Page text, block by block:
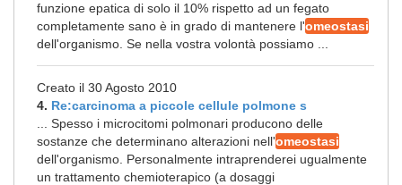
funzione epatica di solo il 10% rispetto ad un fegato
completamente sano è in grado di mantenere l'omeostasi
dell'organismo. Se nella vostra volontà possiamo ...
Creato il 30 Agosto 2010
4. Re:carcinoma a piccole cellule polmone s
... Spesso i microcitomi polmonari producono delle
sostanze che determinano alterazioni nell'omeostasi
dell'organismo. Personalmente intraprenderei ugualmente
un trattamento chemioterapico (a dosaggi